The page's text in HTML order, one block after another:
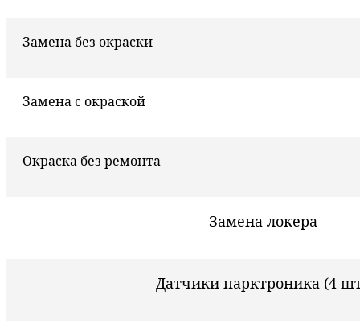
Замена без окраски
Замена с окраской
Окраска без ремонта
Замена локера
Датчики парктроника (4